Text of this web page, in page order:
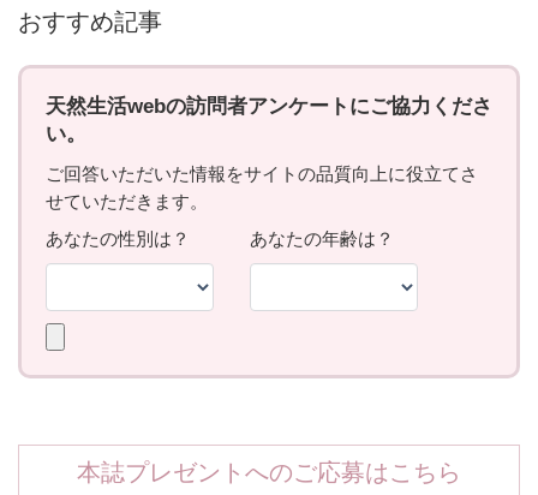
おすすめ記事
本誌プレゼントへのご応募はこちら